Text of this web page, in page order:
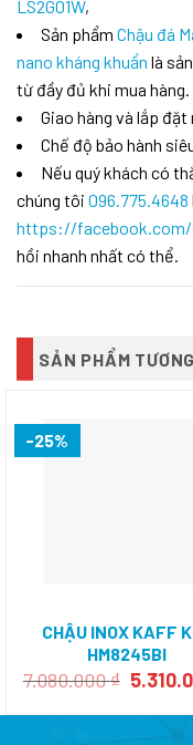
LS2G01W,
Sản phẩm Chậu đá
nano kháng khuẩn là
từ đầy đủ khi mua hàng.
Giao hàng và lắp đặt
Chế độ bảo hành
Nếu quý khách có
chúng tôi 096.775.4648
https://facebook.com/
hồi nhanh nhất có thể.
SẢN PHẨM
-25%
CHẬU INOX KAFF
HM8245BI
7.080.000₫ Giá
là: